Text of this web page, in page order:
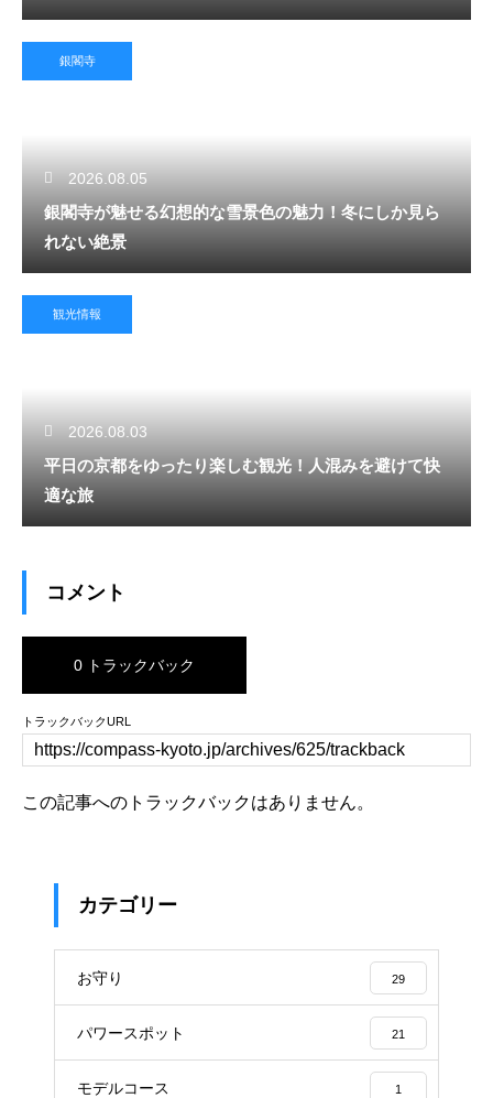
銀閣寺
2026.08.05
銀閣寺が魅せる幻想的な雪景色の魅力！冬にしか見ら
れない絶景
観光情報
2026.08.03
平日の京都をゆったり楽しむ観光！人混みを避けて快
適な旅
コメント
0 トラックバック
トラックバックURL
この記事へのトラックバックはありません。
カテゴリー
お守り 29
パワースポット 21
モデルコース 1